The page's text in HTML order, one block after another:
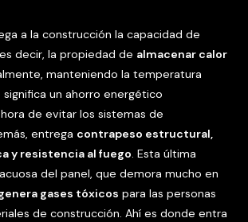
a la construcción la capacidad de
decir, la propiedad de almacenar calor
manteniendo la temperatura
un ahorro energético
de evitar los sistemas de
entrega contrapeso estructural,
y resistencia al fuego. Esta última
del panel, que demora mucho en
gases tóxicos para las personas
de construcción. Ahí es donde entra